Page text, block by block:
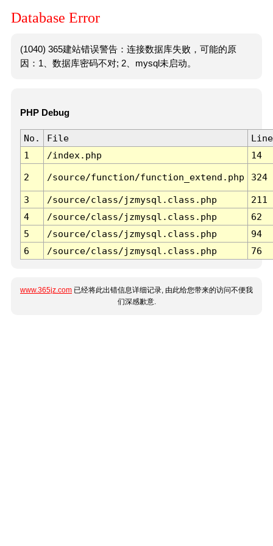
Database Error
(1040) 365建站错误警告：连接数据库失败，可能的原
因：1、数据库密码不对; 2、mysql未启动。
PHP Debug
No. File
Line
1
/index.php 14
2 /source/function/function_extend.php 324
3 /source/class/jzmysql.class.php
211
4
/source/class/jzmysql.class.php
62
5
/source/class/jzmysql.class.php
94
6
/source/class/jzmysql.class.php 76
www.365jz.com 已经将此出错信息详细记录, 由此给您带来的访问不便我
们深感歉意.